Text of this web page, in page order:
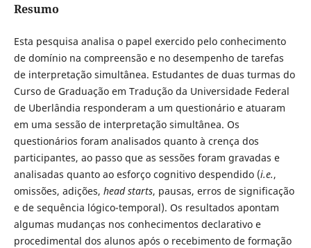
Resumo
Esta pesquisa analisa o papel exercido pelo conhecimento
de domínio na compreensão e no desempenho de tarefas
de interpretação simultânea. Estudantes de duas turmas do
Curso de Graduação em Tradução da Universidade Federal
de Uberlândia responderam a um questionário e atuaram
em uma sessão de interpretação simultânea. Os
questionários foram analisados quanto à crença dos
participantes, ao passo que as sessões foram gravadas e
analisadas quanto ao esforço cognitivo despendido (i.e.,
omissões, adições, head starts, pausas, erros de significação
e de sequência lógico-temporal). Os resultados apontam
algumas mudanças nos conhecimentos declarativo e
procedimental dos alunos após o recebimento de formação